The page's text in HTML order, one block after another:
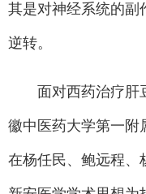
其是对神经系统的副
逆转。
面对西药治疗肝
徽中医药大学第一附
在杨任民、鲍远程、